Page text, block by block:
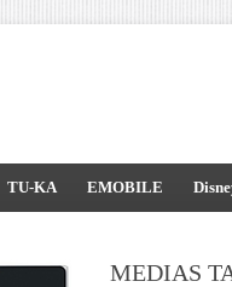
TU-KA EMOBILE
MEDIAS